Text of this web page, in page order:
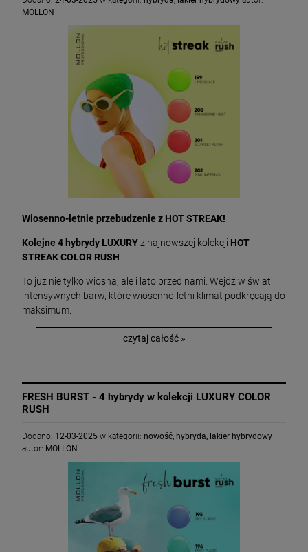
MOLLON
Wiosenno-letnie przebudzenie z HOT STREAK!
Kolejne 4 hybrydy LUXURYz najnowszej kolekcji HOT
STREAK COLOR RUSH
To już nie tylko wiosna, ale i lato przed nami. Wejdź w świat
intensywnych barw, które wiosenno-letni klimat podkręcają do
maksimum.
czytaj całość »
FRESH BURST - 4 hybrydy w kolekcji LUXURY COLOR
RUSH
Dodano: 12-03-2025 w kategorii: nowość, hybryda, lakier hybrydowy
autor: MOLLON